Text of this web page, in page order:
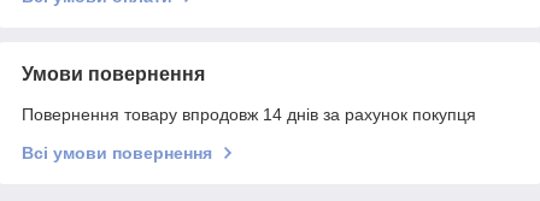
Умови повернення
Повернення товару впродовж 14 днів за рахунок покупця
Всі умови повернення